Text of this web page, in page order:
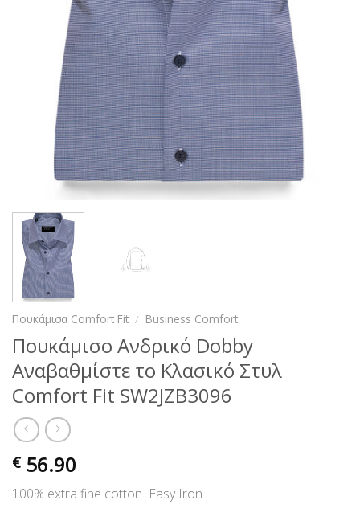
Πουκάμισα Comfort Fit / Business Comfort
Πουκάμισo Ανδρικό Dobby
Αναβαθμίστε το Κλασικό Στυλ
Comfort Fit SW2JZB3096
€ 56.90
100% extra fine cotton Easy Iron